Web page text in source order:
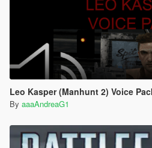
Leo Kasper (Manhunt 2) Voice
By aaaAndreaG1